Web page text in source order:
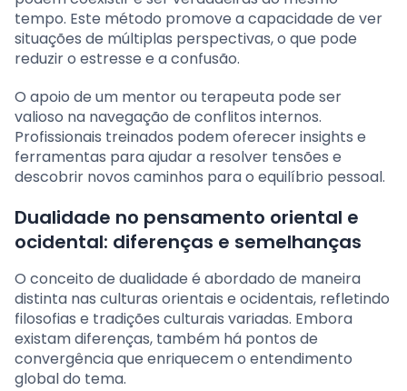
tempo. Este método promove a capacidade de ver
situações de múltiplas perspectivas, o que pode
reduzir o estresse e a confusão.
O apoio de um mentor ou terapeuta pode ser
valioso na navegação de conflitos internos.
Profissionais treinados podem oferecer insights e
ferramentas para ajudar a resolver tensões e
descobrir novos caminhos para o equilíbrio pessoal.
Dualidade no pensamento oriental e
ocidental: diferenças e semelhanças
O conceito de dualidade é abordado de maneira
distinta nas culturas orientais e ocidentais, refletindo
filosofias e tradições culturais variadas. Embora
existam diferenças, também há pontos de
convergência que enriquecem o entendimento
global do tema.